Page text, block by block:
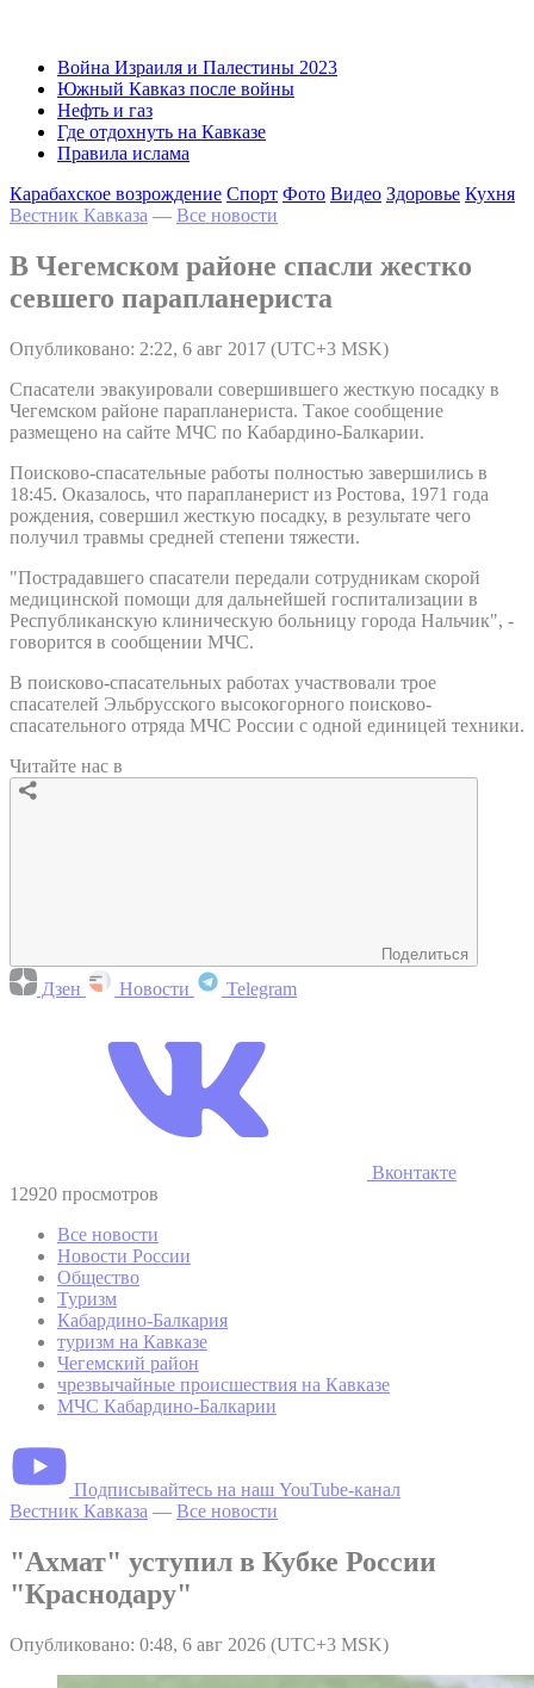
Война Израиля и Палестины 2023
Южный Кавказ после войны
Нефть и газ
Где отдохнуть на Кавказе
Правила ислама
Карабахское возрождение Спорт Фото Видео Здоровье Кухня
Вестник Кавказа — Все новости
В Чегемском районе спасли жестко
севшего парапланериста
Опубликовано: 2:22, 6 авг 2017 (UTC+3 MSK)
Спасатели эвакуировали совершившего жесткую посадку в
Чегемском районе парапланериста. Такое сообщение
размещено на сайте МЧС по Кабардино-Балкарии.
Поисково-спасательные работы полностью завершились в
18:45. Оказалось, что парапланерист из Ростова, 1971 года
рождения, совершил жесткую посадку, в результате чего
получил травмы средней степени тяжести.
"Пострадавшего спасатели передали сотрудникам скорой
медицинской помощи для дальнейшей госпитализации в
Республиканскую клиническую больницу города Нальчик", -
говорится в сообщении МЧС.
В поисково-спасательных работах участвовали трое
спасателей Эльбрусского высокогорного поисково-
спасательного отряда МЧС России с одной единицей техники.
Читайте нас в
Поделиться
Дзен Новости Telegram
Вконтакте
12920 просмотров
Все новости
Новости России
Общество
Туризм
Кабардино-Балкария
туризм на Кавказе
Чегемский район
чрезвычайные происшествия на Кавказе
МЧС Кабардино-Балкарии
Подписывайтесь на наш YouTube-канал
Вестник Кавказа — Все новости
"Ахмат" уступил в Кубке России
"Краснодару"
Опубликовано: 0:48, 6 авг 2026 (UTC+3 MSK)